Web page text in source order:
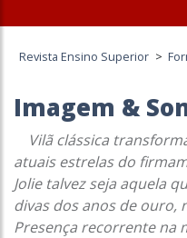
Revista Ensino Superior >
Imagem &
Vilã clássica
atuais estrelas do
Jolie talvez seja aquela
divas dos anos de ouro,
Presença recorrente na